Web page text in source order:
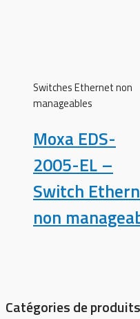
Catégories de produits
Switches Ethernet non
manageables
Moxa EDS-
2005-EL –
Switch
non